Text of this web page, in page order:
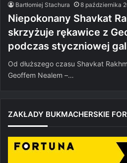
Bartłomiej Stachura 8 października
Niepokonany Shavkat
skrzyżuje rękawice z
podczas styczniowej
Od dłuższego czasu Shavkat
Geoffem Nealem –…
ZAKŁADY BUKMACHERSKIE